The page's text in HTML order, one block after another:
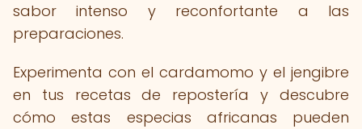
sabor intenso y reconfortante a las
preparaciones.
Experimenta con el cardamomo y el jengibre
en tus recetas de repostería y descubre
cómo estas especias africanas pueden